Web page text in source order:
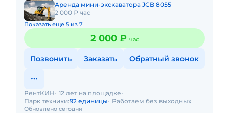
Аренда мини-экскаватора JCB 8055
2 000 ₽ час
Показать еще 5 из 7
2 000 ₽ час
Позвонить Заказать Обратный звонок
Обновлено сегодня
РентКИН 12 лет на площадке
Парк техники:92 единицы Работаем без выходных